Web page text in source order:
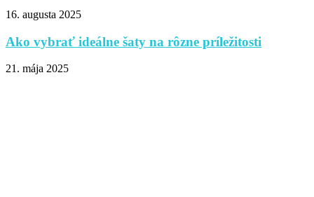
16. augusta 2025
Ako vybrať ideálne šaty na rôzne príležitosti
21. mája 2025